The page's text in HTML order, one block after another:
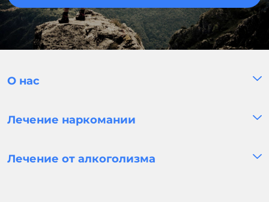
О нас
Лечение наркомании
Лечение от алкоголизма